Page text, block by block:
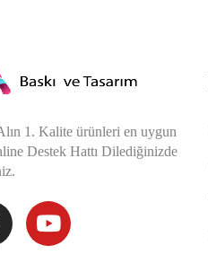
1. Kalite ürünleri en uygun
Destek Hattı Dilediğinizde